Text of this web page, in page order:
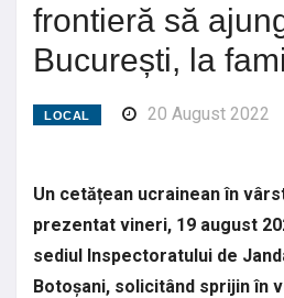
frontieră să
București, la
LOCAL 20 August 2022
Un cetățean ucrainean în
prezentat vineri, 19 august
sediul Inspectoratului de
Botoșani, solicitând sprijin în